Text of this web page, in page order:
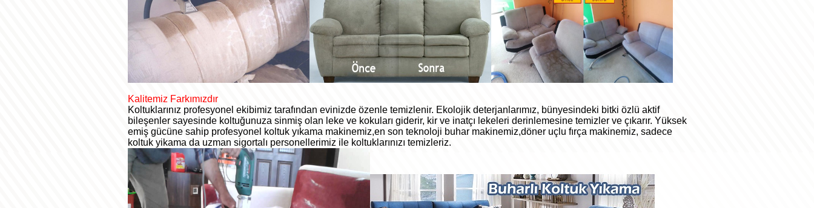
Kalitemiz Farkımızdır
Koltuklarınız profesyonel ekibimiz tarafından evinizde özenle temizlenir. Ekolojik deterjanlarımız, bünyesindeki bitki özlü aktif
bileşenler sayesinde koltuğunuza sinmiş olan leke ve kokuları giderir, kir ve inatçı lekeleri derinlemesine temizler ve çıkarır. Yüksek
emiş gücüne sahip profesyonel koltuk yıkama makinemiz,en son teknoloji buhar makinemiz,döner uçlu fırça makinemiz, sadece
koltuk yikama da uzman sigortalı personellerimiz ile koltuklarınızı temizleriz.